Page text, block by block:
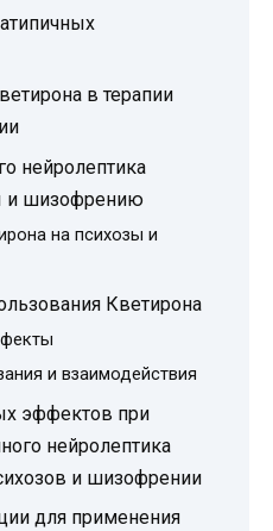
в терапии
нейролептика
и шизофрению
на психозы и
Кветирона
и взаимодействия
эффектов при
нейролептика
и шизофрении
для применения